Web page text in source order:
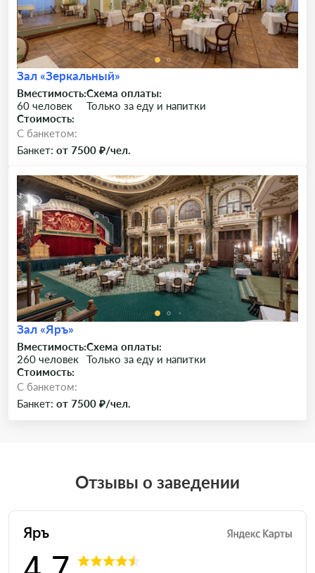
Зал «Зеркальный»
Вместимость:
60 человек
Схема оплаты:
Только за еду и напитки
Стоимость:
C банкетом:
Банкет: от 7500 ₽/чел.
Зал «Яръ»
Вместимость:
260 человек
Схема оплаты:
Только за еду и напитки
Стоимость:
C банкетом:
Банкет: от 7500 ₽/чел.
Отзывы о заведении